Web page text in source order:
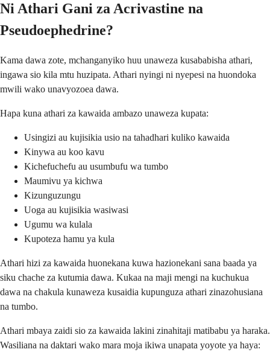
Ni Athari Gani za Acrivastine na
Pseudoephedrine?
Kama dawa zote, mchanganyiko huu unaweza kusababisha athari,
ingawa sio kila mtu huzipata. Athari nyingi ni nyepesi na huondoka
mwili wako unavyozoea dawa.
Hapa kuna athari za kawaida ambazo unaweza kupata:
Usingizi au kujisikia usio na tahadhari kuliko kawaida
Kinywa au koo kavu
Kichefuchefu au usumbufu wa tumbo
Maumivu ya kichwa
Kizunguzungu
Uoga au kujisikia wasiwasi
Ugumu wa kulala
Kupoteza hamu ya kula
Athari hizi za kawaida huonekana kuwa hazionekani sana baada ya
siku chache za kutumia dawa. Kukaa na maji mengi na kuchukua
dawa na chakula kunaweza kusaidia kupunguza athari zinazohusiana
na tumbo.
Athari mbaya zaidi sio za kawaida lakini zinahitaji matibabu ya haraka.
Wasiliana na daktari wako mara moja ikiwa unapata yoyote ya haya: